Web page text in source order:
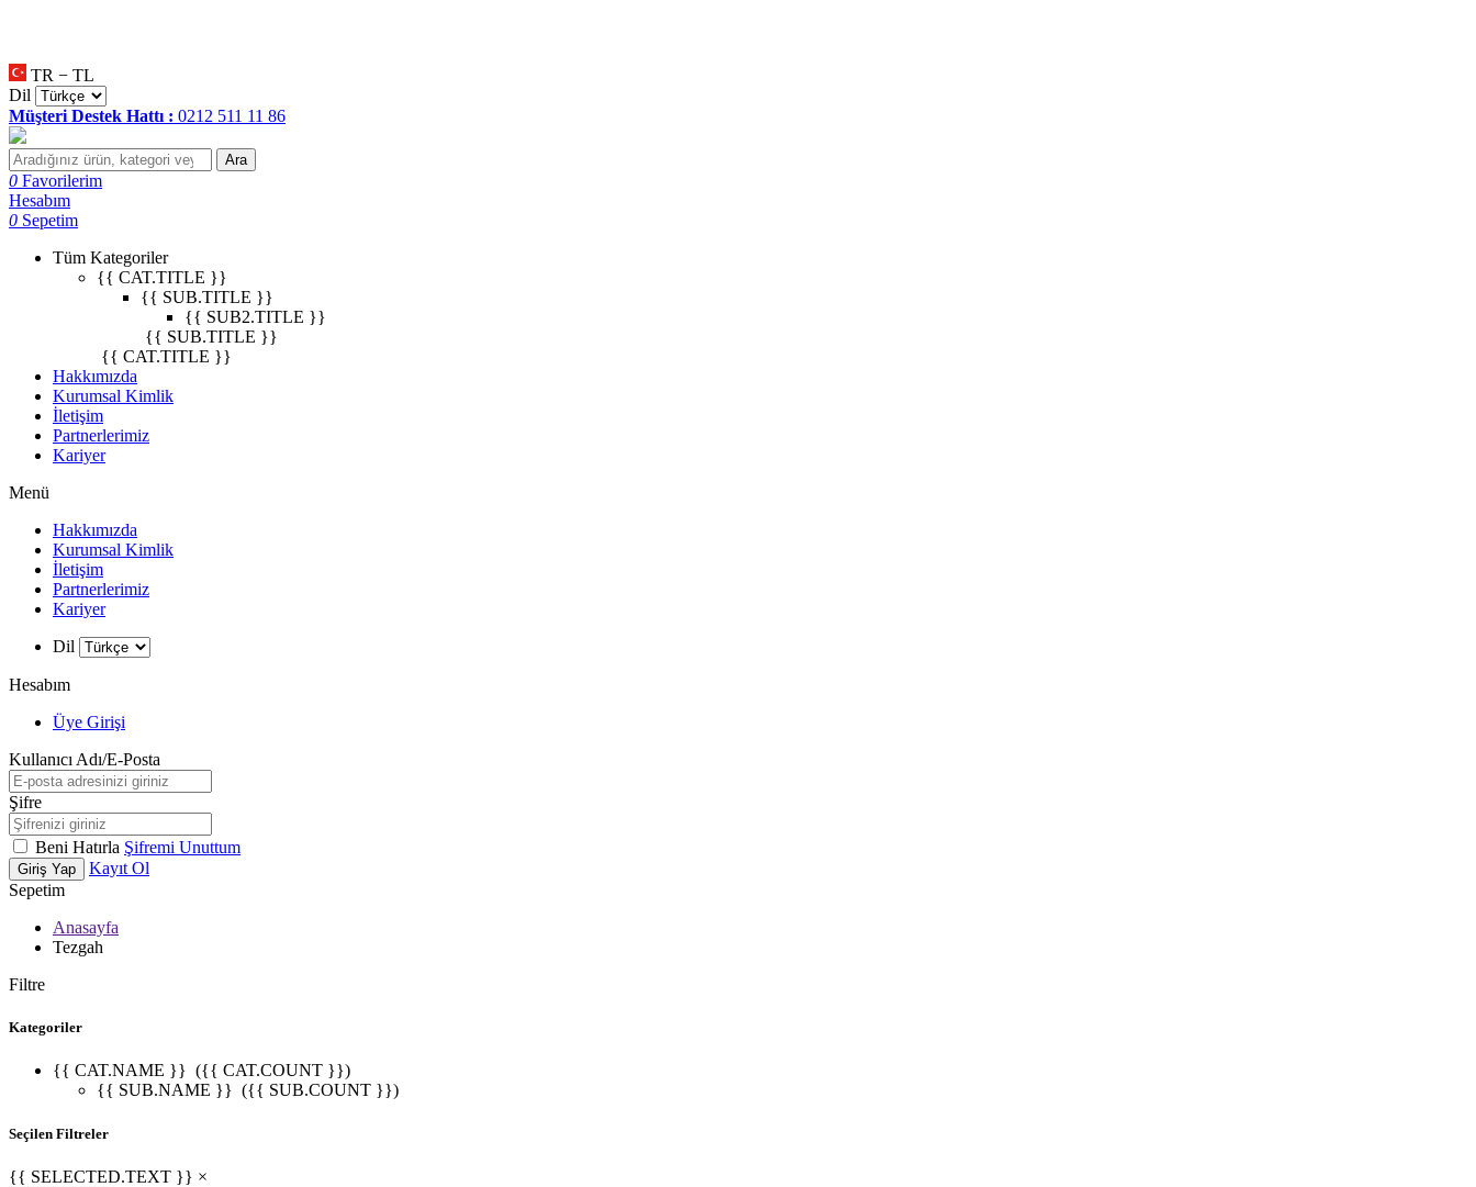
TR − TL
Dil
Müşteri Destek Hattı : 0212 511 11 86
Ara
0 Favorilerim
Hesabım
0 Sepetim
Tüm Kategoriler
{{ CAT.TITLE }}
{{ SUB.TITLE }}
{{ SUB2.TITLE }}
{{ SUB.TITLE }}
{{ CAT.TITLE }}
Hakkımızda
Kurumsal Kimlik
İletişim
Partnerlerimiz
Kariyer
Menü
Hakkımızda
Kurumsal Kimlik
İletişim
Partnerlerimiz
Kariyer
Dil
Hesabım
Üye Girişi
Kullanıcı Adı/E-Posta
Şifre
Beni Hatırla Şifremi Unuttum
Giriş Yap
Kayıt Ol
Sepetim
Anasayfa
Tezgah
Filtre
Kategoriler
{{ CAT.NAME }} ({{ CAT.COUNT }})
{{ SUB.NAME }} ({{ SUB.COUNT }})
Seçilen Filtreler
{{ SELECTED.TEXT }} ×